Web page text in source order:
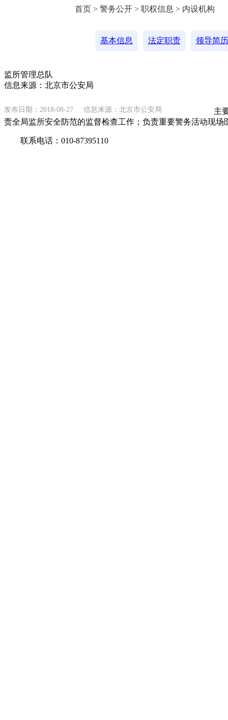
首页 > 警务公开 > 职权信息 > 内设机构
基本信息 法定职责 领导简历
监所管理总队
信息来源：北京市公安局
发布日期：2018-08-27 信息来源：北京市公安局
主要
责全局监所安全防范的监督检查工作；负责重要警务活动现
联系电话：010-87395110